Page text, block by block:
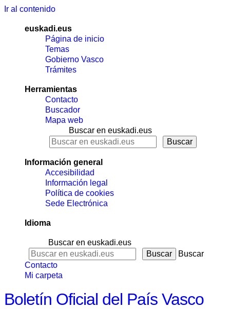
Ir al contenido
euskadi.eus
Página de inicio
Temas
Gobierno Vasco
Trámites
Herramientas
Contacto
Buscador
Mapa web
Buscar en euskadi.eus
Información general
Accesibilidad
Información legal
Política de cookies
Sede Electrónica
Idioma
Buscar en euskadi.eus
Buscar
Contacto
Mi carpeta
Boletín Oficial del País Vasco